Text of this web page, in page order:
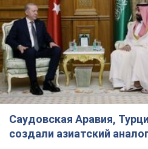
Саудовская Аравия,
создали азиатский